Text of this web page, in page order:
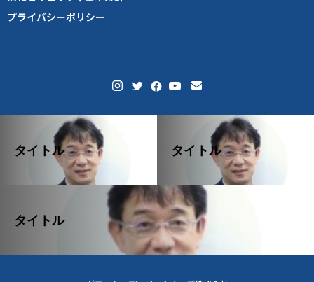
プライバシーポリシー
タイトル タイトル
タイトル